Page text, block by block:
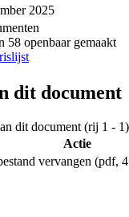
2025
58 openbaar gemaakt
dit document
dit document (rij 1 - 1)
Actie
vervangen (pdf,